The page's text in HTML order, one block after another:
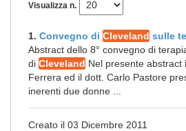
Visualizza n.
1. Convegno di Cleveland sulle
Abstract dello 8° convegno di
di Cleveland Nel presente abstract
Ferrera ed il dott. Carlo Pastore
inerenti due donne ...
Creato il 03 Dicembre 2011